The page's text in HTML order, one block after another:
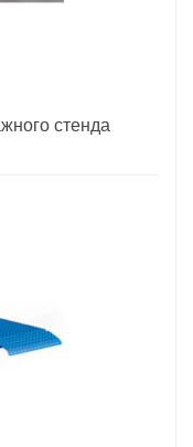
стенда